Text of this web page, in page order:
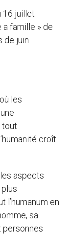
16 juillet
famille » de
de juin
les
tout
croît
aspects
l’humanum en
sa
personnes